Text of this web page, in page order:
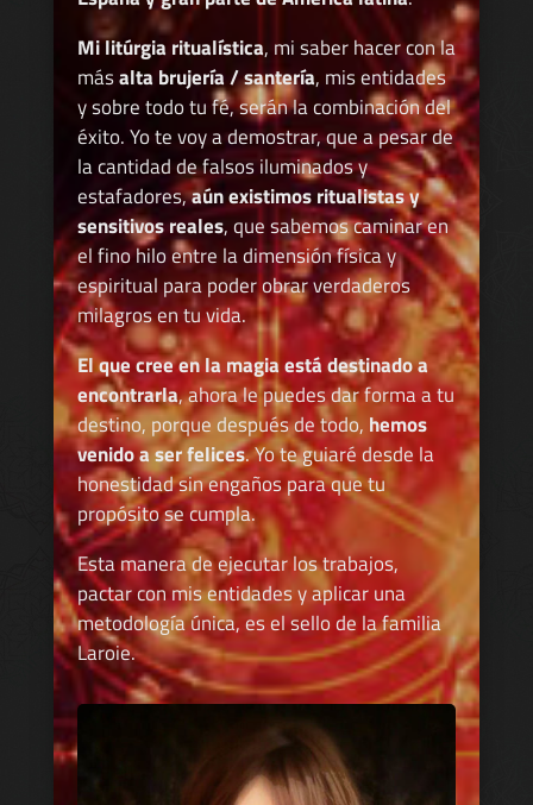
Mi litúrgia ritualística, mi saber hacer con la
másalta brujería / santería, mis entidades
y sobre todo tu fé, serán la combinación del
éxito. Yo te voy a demostrar, que a pesar de
la cantidad de falsos iluminados y
estafadores,aún existimos ritualistas y
sensitivos reales, que sabemos caminar en
el fino hilo entre la dimensión física y
espiritual para poder obrar verdaderos
milagros en tu vida.
El que cree en la magia está destinado a
encontrarla, ahora le puedes dar forma a tu
destino, porque después de todo, hemos
venido a ser felices. Yo te guiaré desde la
honestidad sin engaños para que tu
propósito se cumpla.
Esta manera de ejecutar los trabajos,
pactar con mis entidades y aplicar una
metodología única, es el sello de la familia
Laroie.